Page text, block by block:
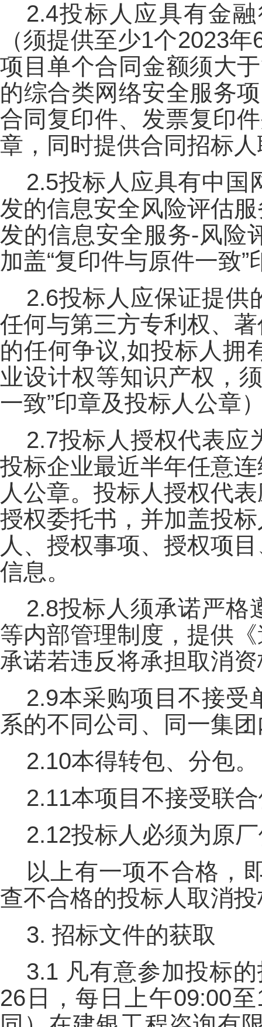
2.4投标人应具有金
（须提供至少1个2023
项目单个合同金额须大
的综合类网络安全服务
合同复印件、发票复印
章，同时提供合同招标
2.5投标人应具有中国
发的信息安全风险评估
发的信息安全服务-风险
加盖“复印件与原件一致
2.6投标人应保证提供
任何与第三方专利权、
的任何争议,如投标人拥
业设计权等知识产权，
一致”印章及投标人公章
2.7投标人授权代表应
投标企业最近半年任意
人公章。投标人授权代
授权委托书，并加盖投
人、授权事项、授权项
信息。
2.8投标人须承诺严格
等内部管理制度，提供
承诺若违反将承担取消
2.9本采购项目不接受
系的不同公司、同一集
2.10本得转包、分包。
2.11本项目不接受联
2.12投标人必须为原
以上有一项不合格，
查不合格的投标人取消
3. 招标文件的获取
3.1 凡有意参加投标
26日，每日上午09:00